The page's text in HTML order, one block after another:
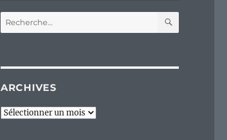
Recherche
pour :
ARCHIVES
Archives